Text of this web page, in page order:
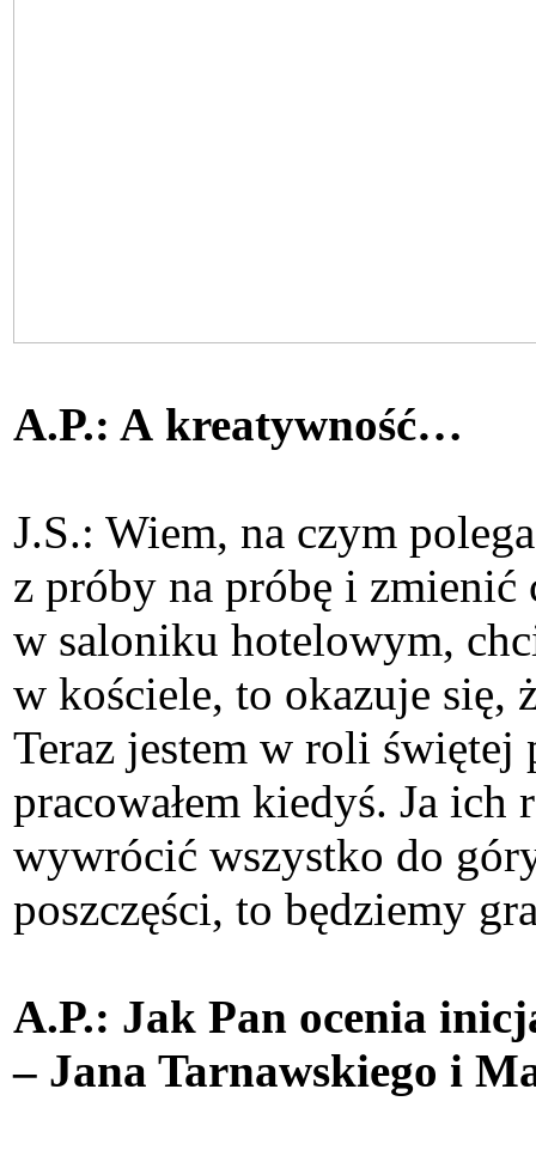
A.P.: A kreatywność…
J.S.: Wiem, na czym
z próby na próbę i zmienić
w saloniku hotelowym,
w kościele, to okazuje się,
Teraz jestem w roli
pracowałem kiedyś. Ja
wywrócić wszystko do
poszczęści, to będziemy
A.P.: Jak Pan ocenia
– Jana Tarnawskiego i